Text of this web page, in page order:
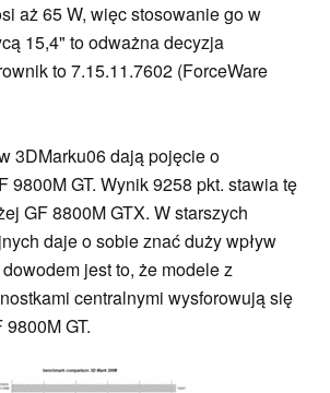
aż 65 W, więc stosowanie go w
15,4" to odważna decyzja
to 7.15.11.7602 (ForceWare
3DMarku06 dają pojęcie o
9800M GT. Wynik 9258 pkt. stawia tę
GF 8800M GTX. W starszych
daje o sobie znać duży wpływ
jest to, że modele z
centralnymi wysforowują się
GT.